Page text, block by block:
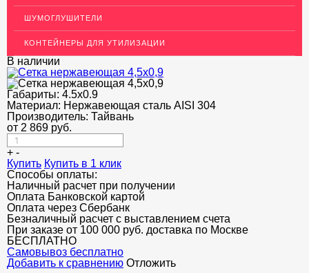
ДЕКОР НЕРЖАВЕЙКА
ОГРАЖДЕНИЯ ДЛЯ ЛЕСТНИЦ
ЭЛЕКТРОДЫ
ДЕКОРАТИВНЫЙ УГОЛОК
МЕТАЛЛИЧЕСКИЕ ПОРОГИ НАПОЛЬНЫЕ (ДЛЯ ПОЛА),
РАСКЛАДКА, ПЛИНТУС
АКЦИИ
НЕДОРОГОЙ МЕТАЛЛОПРОКАТ
ШУМОГЛУШИТЕЛИ
КОНТЕЙНЕРЫ ДЛЯ УТИЛИЗАЦИИ
В наличии
Габариты: 4.5x0.9
Материал: Нержавеющая сталь AISI 304
Производитель: Тайвань
от 2 869 руб.
+ -
Купить Купить в 1 клик
Способы оплаты:
Наличный расчет при получении
Оплата Банковской картой
Оплата через Сбербанк
Безналичный расчет с выставлением счета
При заказе от 100 000 руб. доставка по Москве
БЕСПЛАТНО
Cамовывоз бесплатно
Добавить к сравнению Отложить